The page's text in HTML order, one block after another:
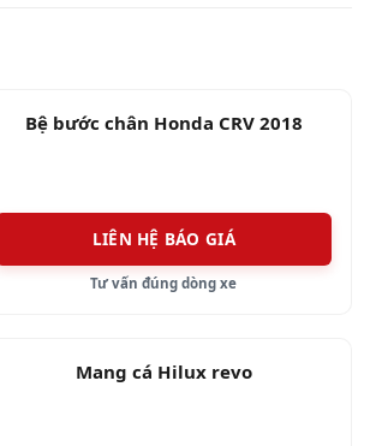
Bệ bước chân Honda CRV 2018
LIÊN HỆ BÁO GIÁ
Tư vấn đúng dòng xe
Mang cá Hilux revo